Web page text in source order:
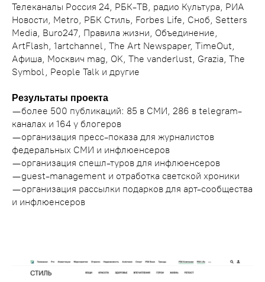
Телеканалы Россия 24, РБК-ТВ, радио Культура, РИА
Новости, Metro, РБК Стиль, Forbes Life, Сноб, Setters
Media, Buro247, Правила жизни, Объединение,
ArtFlash, 1artchannel, The Art Newspaper, TimeOut,
Афиша, Москвич mag, OK, The vanderlust, Grazia, The
Symbol, People Talk и другие
Результаты проекта
— более 500 публикаций: 85 в СМИ, 286 в telegram-
каналах и 164 у блогеров
— организация пресс-показа для журналистов
федеральных СМИ и инфлюенсеров
— организация спешл-туров для инфлюенсеров
— guest-management и отработка светской хроники
— организация рассылки подарков для арт-сообщества
и инфлюенсеров